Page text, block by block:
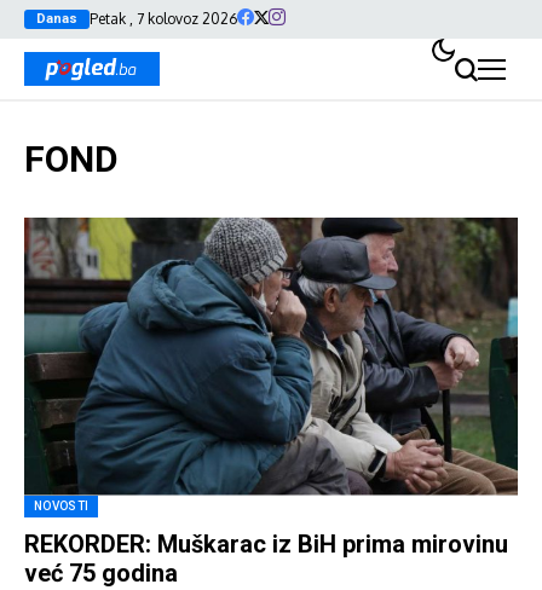
Danas Petak , 7 kolovoz 2026
FOND
NOVOSTI
REKORDER: Muškarac iz BiH prima mirovinu
već 75 godina